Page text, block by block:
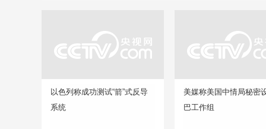
以色列称成功测试“箭”式反导
系统
美媒称美国中情局秘密
巴工作组